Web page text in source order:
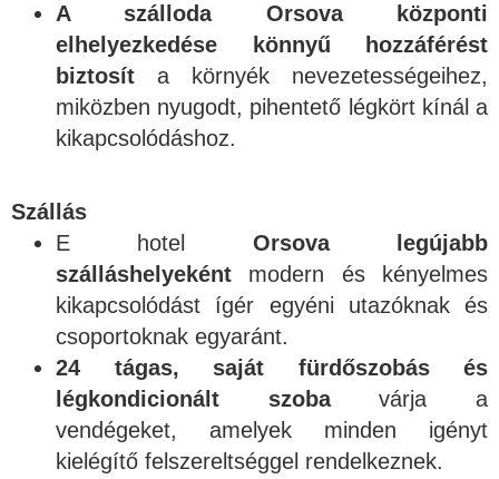
A szálloda Orsova központi
elhelyezkedése könnyű hozzáférést
biztosít a környék nevezetességeihez,
miközben nyugodt, pihentető légkört kínál a
kikapcsolódáshoz.
Szállás
E hotel Orsova legújabb
szálláshelyeként modern és kényelmes
kikapcsolódást ígér egyéni utazóknak és
csoportoknak egyaránt.
24 tágas, saját fürdőszobás és
légkondicionált szobavárja a
vendégeket, amelyek minden igényt
kielégítő felszereltséggel rendelkeznek.